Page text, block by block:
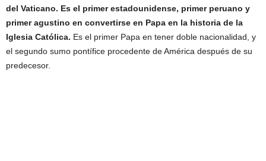
del Vaticano. Es el primer estadounidense, primer peruano y
primer agustino en convertirse en Papa en la historia de la
Iglesia Católica. Es el primer Papa en tener doble nacionalidad, y
el segundo sumo pontífice procedente de América después de su
predecesor.